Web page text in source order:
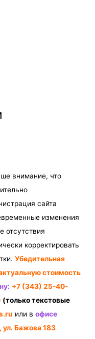
внимание, что
сайта
изменения
отсутствия
корректировать
Убедительная
стоимость
+7 (343) 25-40-
(только текстовые
или в офисе
ул. Бажова 183